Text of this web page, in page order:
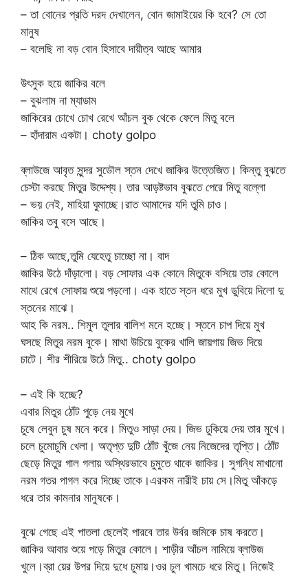
– তা বোনের প্রতি দরদ দেখালেন, বোন জামাইয়ের কি হবে? সে তো
মানুষ
– বলেছি না বড় বোন হিসাবে দায়ীত্ব আছে আমার
উৎসুক হয়ে জাকির বলে
– বুঝলাম না ম্যাডাম
জাকিরের চোখে চোখ রেখে আঁচল বুক থেকে ফেলে মিতু বলে
– হাঁদারাম একটা। choty golpo
ব্লাউজে আবৃত সুন্দর সুডৌল স্তন দেখে জাকির উত্তেজিত। কিন্তু বুঝতে
চেস্টা করছে মিতুর উদ্দেশ্য। তার আড়ষ্টভাব বুঝতে পেরে মিতু বল্লো
– ভয় নেই, মাহিয়া ঘুমাচ্ছে।রাত আমাদের যদি তুমি চাও।
জাকির তবু বসে আছে।
– ঠিক আছে,তুমি যেহেতু চাচ্ছো না। বাদ
জাকির উঠে দাঁড়ালো। বড় সোফার এক কোনে মিতুকে বসিয়ে তার কোলে
মাথে রেখে সোফায় শুয়ে পড়লো। এক হাতে স্তন ধরে মুখ ডুবিয়ে দিলো দু
স্তনের মাঝে।
আহ কি নরম.. শিমুল তুলার বালিশ মনে হচ্ছে। স্তনে চাপ দিয়ে মুখ
ঘসছে মিতুর নরম বুকে। মাথা উচিয়ে বুকের খালি জায়গায় জিভ দিয়ে
চাটে। শীর শীরিয়ে উঠে মিতু.. choty golpo
– এই কি হচ্ছে?
এবার মিতুর ঠোঁট পুড়ে নেয় মুখে
চুষে লেবুন চুষ মনে করে। মিতুও সাড়া দেয়। জিভ ঢুকিয়ে দেয় তার মুখে।
চলে চুমোচুমি খেলা। অতৃপ্ত দুটি ঠোঁট খুঁজে নেয় নিজেদের তৃপ্তি। ঠোঁট
ছেড়ে মিতুর গাল গলায় অস্থিরভাবে চুমুতে থাকে জাকির। সুগন্ধি মাখানো
নরম গতর পাগল করে দিচ্ছে তাকে।এরকম নারীই চায় সে।মিতু আঁকড়ে
ধরে তার কামনার মানুষকে।
বুঝে গেছে এই পাতলা ছেলেই পারবে তার উর্বর জমিকে চাষ করতে।
জাকির আবার শুয়ে পড়ে মিতুর কোলে। শাড়ীর আঁচল নামিয়ে ব্লাউজ
খুলে।ব্রা য়ের উপর দিয়ে দুধে চুমায়।ওর চুল খামচে ধরে মিতু। নিজেই